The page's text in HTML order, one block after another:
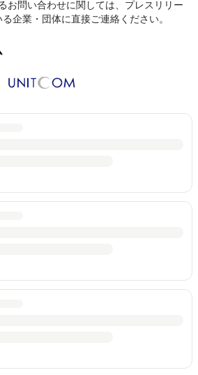
お問い合わせに関しては、プレスリリー
企業・団体に直接ご連絡ください。